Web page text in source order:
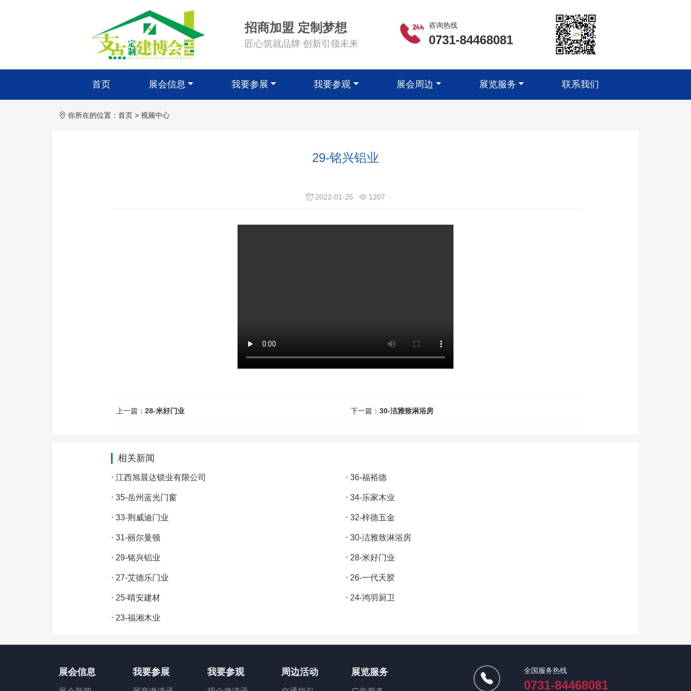
招商加盟 定制梦想
匠心筑就品牌 创新引领未来
咨询热线
0731-84468081
首页 展会信息 我要参展 我要参观 展会周边 展览服务 联系我们
你所在的位置： 首页 > 视频中心
29-铭兴铝业
2022-01-25 1207
上一篇： 28-米好门业 下一篇： 30-洁雅致淋浴房
相关新闻
⋅ 江西旭晨达锁业有限公司 ⋅ 36-福裕德
⋅ 35-岳州蓝光门窗 ⋅ 34-乐家木业
⋅ 33-荆威迪门业 ⋅ 32-梓德五金
⋅ 31-丽尔曼顿 ⋅ 30-洁雅致淋浴房
⋅ 29-铭兴铝业 ⋅ 28-米好门业
⋅ 27-艾德乐门业 ⋅ 26-一代天胶
⋅ 25-晴安建材 ⋅ 24-鸿羽厨卫
⋅ 23-福湘木业
展会信息 我要参展 我要参观 周边活动 展览服务 全国服务热线
0731-84468081